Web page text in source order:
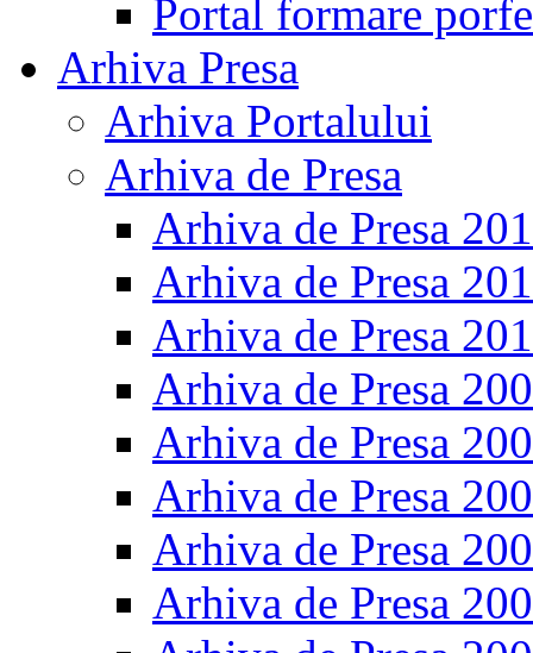
Portal formare
Arhiva Presa
Arhiva Portalului
Arhiva de Presa
Arhiva de Presa
Arhiva de Presa
Arhiva de Presa
Arhiva de Presa
Arhiva de Presa
Arhiva de Presa
Arhiva de Presa
Arhiva de Presa